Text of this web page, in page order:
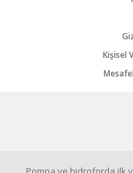
Kişisel